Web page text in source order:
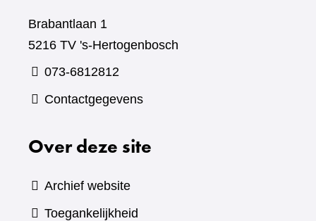
Brabantlaan 1
5216 TV 's-Hertogenbosch
073-6812812
Contactgegevens
Over deze site
Archief website
Toegankelijkheid